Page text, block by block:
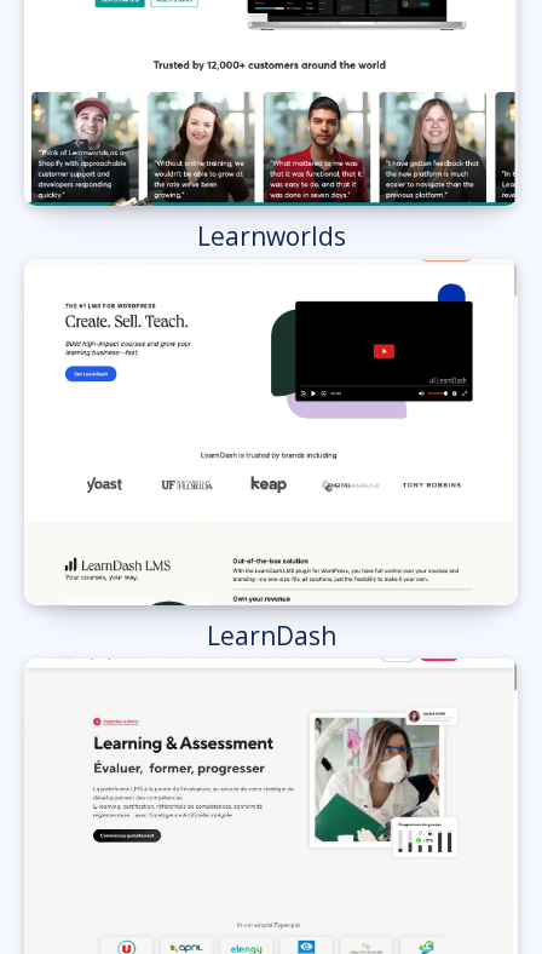
Learnworlds
LearnDash